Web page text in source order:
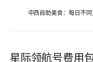
中西自助美食：每日不
星际领航号费用